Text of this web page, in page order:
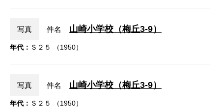
写真 件名 山崎小学校（梅丘3-9）
年代： Ｓ２５ （1950）
写真 件名 山崎小学校（梅丘3-9）
年代： Ｓ２５ （1950）